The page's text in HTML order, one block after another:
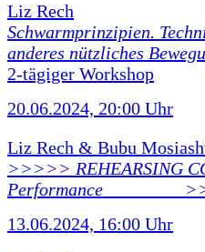
Liz Rech
Schwarmprinzipien.
anderes nützliches
2-tägiger Workshop
20.06.2024, 20:00 Uhr
Liz Rech & Bubu
>>>>> REHEARSING
Performance ________
13.06.2024, 16:00 Uhr